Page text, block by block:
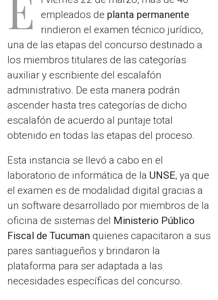
empleados de planta permanente
rindieron el examen técnico jurídico,
una de las etapas del concurso destinado a
los miembros titulares de las categorías
auxiliar y escribiente del escalafón
administrativo. De esta manera podrán
ascender hasta tres categorías de dicho
escalafón de acuerdo al puntaje total
obtenido en todas las etapas del proceso.
Esta instancia se llevó a cabo en el
laboratorio de informática de la UNSE, ya que
el examen es de modalidad digital gracias a
un software desarrollado por miembros de la
oficina de sistemas del Ministerio Público
Fiscal de Tucuman quienes capacitaron a sus
pares santiagueños y brindaron la
plataforma para ser adaptada a las
necesidades específicas del concurso.